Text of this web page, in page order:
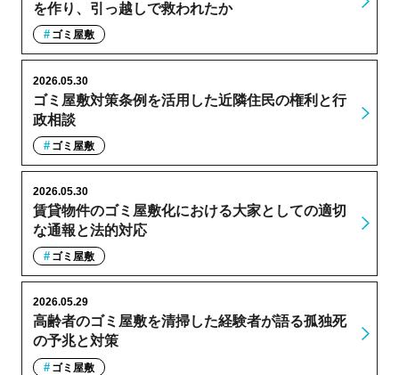
を作り、引っ越しで救われたか
ゴミ屋敷
ゴミ屋敷対策条例を活用した近隣住民の権利と行
政相談
2026.05.30
ゴミ屋敷
賃貸物件のゴミ屋敷化における大家としての適切
な通報と法的対応
2026.05.30
ゴミ屋敷
高齢者のゴミ屋敷を清掃した経験者が語る孤独死
の予兆と対策
2026.05.29
ゴミ屋敷